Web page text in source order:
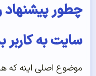
چطور پیشنهاد
سایت به کاربر
موضوع اصلی اینه که